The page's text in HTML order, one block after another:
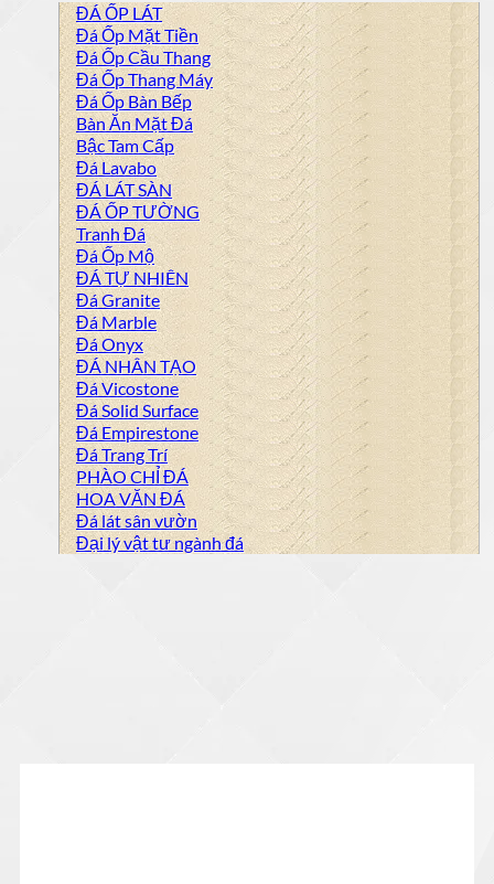
ĐÁ ỐP LÁT
Đá Ốp Mặt Tiền
Đá Ốp Cầu Thang
Đá Ốp Thang Máy
Đá Ốp Bàn Bếp
Bàn Ăn Mặt Đá
Bậc Tam Cấp
Đá Lavabo
ĐÁ LÁT SÀN
ĐÁ ỐP TƯỜNG
Tranh Đá
Đá Ốp Mộ
ĐÁ TỰ NHIÊN
Đá Granite
Đá Marble
Đá Onyx
ĐÁ NHÂN TẠO
Đá Vicostone
Đá Solid Surface
Đá Empirestone
Đá Trang Trí
PHÀO CHỈ ĐÁ
HOA VĂN ĐÁ
Đá lát sân vườn
Đại lý vật tư ngành đá